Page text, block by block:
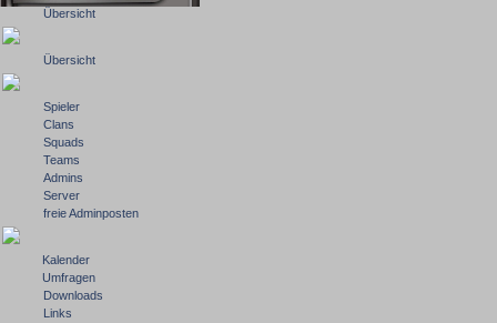
Übersicht
Übersicht
Spieler
Clans
Squads
Teams
Admins
Server
freie Adminposten
Kalender
Umfragen
Downloads
Links